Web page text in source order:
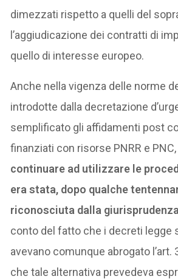
dimezzati rispetto a quelli del
l’aggiudicazione dei contratti di
quello di interesse europeo.
Anche nella vigenza delle norme
introdotte dalla decretazione
semplificato gli affidamenti post
finanziati con risorse PNRR e PNC, l
continuare ad utilizzare le
era stata, dopo qualche
riconosciuta dalla giurisprudenza
conto del fatto che i decreti legge
avevano comunque abrogato l’art.
che tale alternativa prevedeva